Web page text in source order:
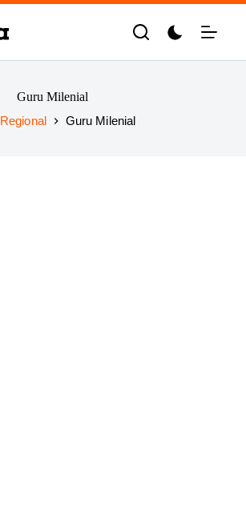
Guru Milenial
Regional Guru Milenial